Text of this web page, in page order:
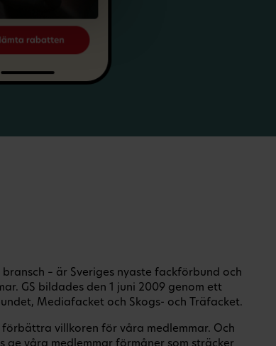
– är Sveriges nyaste fackförbund och
GS bildades den 1 juni 2009 genom ett
Mediafacket och Skogs- och Träfacket.
villkoren för våra medlemmar. Och